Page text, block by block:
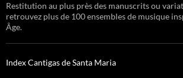
Restitution au plus près des manuscrits ou
retrouvez plus de 100 ensembles de musique
Âge.
Index Cantigas de Santa Maria